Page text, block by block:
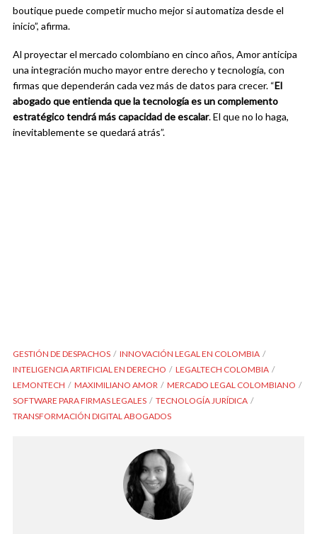
boutique puede competir mucho mejor si automatiza desde el
inicio”, afirma.
Al proyectar el mercado colombiano en cinco años, Amor anticipa
una integración mucho mayor entre derecho y tecnología, con
firmas que dependerán cada vez más de datos para crecer. “El
abogado que entienda que la tecnología es un complemento
estratégico tendrá más capacidad de escalar. El que no lo haga,
inevitablemente se quedará atrás”.
GESTIÓN DE DESPACHOS
INNOVACIÓN LEGAL EN COLOMBIA
INTELIGENCIA ARTIFICIAL EN DERECHO
LEGALTECH COLOMBIA
LEMONTECH
MAXIMILIANO AMOR
MERCADO LEGAL COLOMBIANO
SOFTWARE PARA FIRMAS LEGALES
TECNOLOGÍA JURÍDICA
TRANSFORMACIÓN DIGITAL ABOGADOS